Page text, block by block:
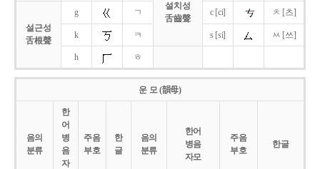
설치성
舌齒聲
설근성
舌根聲
g ㄱ c [ci] ㅊ [츠]
k ㅋ s [si] ㅆ [쓰]
h ㅎ
운 모 (韻母)
음의
분류
한
어
병
음
자
주음
부호
한
글
음의
분류
한어
병음
자모
주음
부호
한글